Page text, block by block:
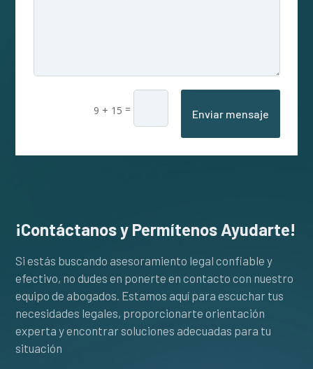
9 + 15 = Enviar mensaje
¡Contáctanos y Permítenos Ayudarte!
Si estás buscando asesoramiento legal confiable y
efectivo, no dudes en ponerte en contacto con nuestro
equipo de abogados. Estamos aquí para escuchar tus
necesidades legales, proporcionarte orientación
experta y encontrar soluciones adecuadas para tu
situación